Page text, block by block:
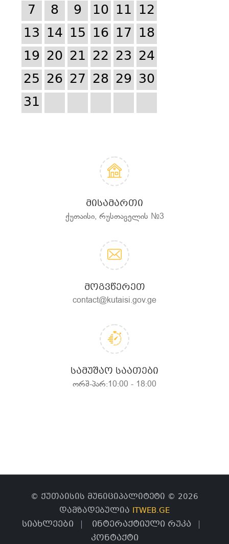
7
8 9 10 11 12
13 14 15 16 17 18
19 20 21 22 23 24
25 26 27 28 29 30
31
ᲛᲘᲡᲐᲛᲐᲠᲗᲘ
ქუთაისი, რუსთაველის №3
ᲛᲝᲒᲕᲬᲔᲠᲔᲗ
contact@kutaisi.gov.ge
ᲡᲐᲛᲣᲨᲐᲝ ᲡᲐᲐᲗᲔᲑᲘ
ორშ-პარ:10:00 - 18:00
© ქუთაისის მუნიციპალიტეტი © 2026
დამზადებულია ITWEB.GE
სიახლეები
ინტერაქტიული რუკა
კონტაქტი